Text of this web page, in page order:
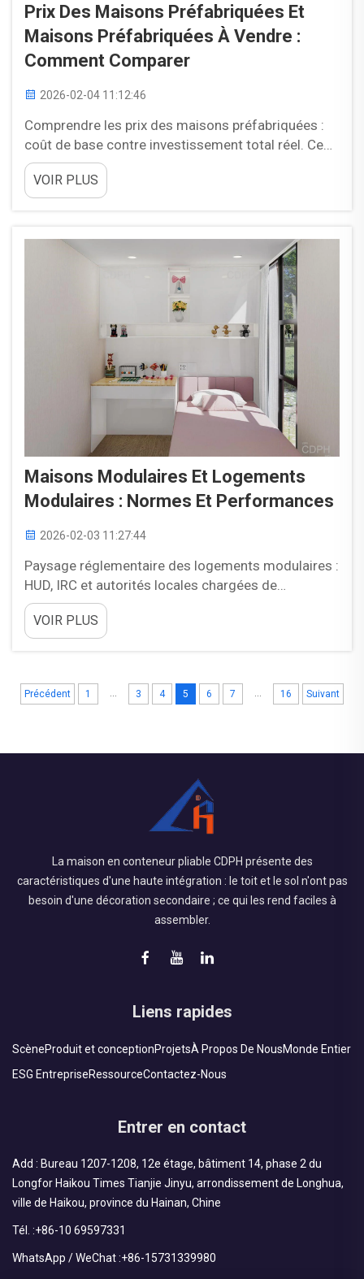
Prix Des Maisons Préfabriquées Et
Maisons Préfabriquées À Vendre :
Comment Comparer
2026-02-04 11:12:46
Comprendre les prix des maisons préfabriquées :
coût de base contre investissement total réel. Ce
qui est inclus (et exclu) dans les prix annoncés des
maisons préfabriquées à vendre. Les prix annoncés
pour les maisons préfabriquées à vendre ne
le transport…
VOIR PLUS
Maisons Modulaires Et Logements
Modulaires : Normes Et Performances
2026-02-03 11:27:44
Paysage réglementaire des logements modulaires :
HUD, IRC et autorités locales chargées de
l’application des codes — Principales différences
entre les normes HUD, l’annexe E de l’IRC et les
codes étatiques relatifs aux logements modulaires.
cadre réglementaire complexe régi par trois
normes distinctes...
VOIR PLUS
Précédent 1 3 4 5 6 7 16 Suivant
La maison en conteneur pliable CDPH présente des
caractéristiques d'une haute intégration : le toit et le sol n'ont pas
besoin d'une décoration secondaire ; ce qui les rend faciles à
assembler.
Liens rapides
ScèneProduit et conceptionProjetsÀ Propos De NousMonde Entier
ESG EntrepriseRessourceContactez-Nous
Entrer en contact
Add : Bureau 1207-1208, 12e étage, bâtiment 14, phase 2 du
Longfor Haikou Times Tianjie Jinyu, arrondissement de Longhua,
ville de Haikou, province du Hainan, Chine
Tél. :+86-10 69597331
WhatsApp / WeChat :+86-15731339980